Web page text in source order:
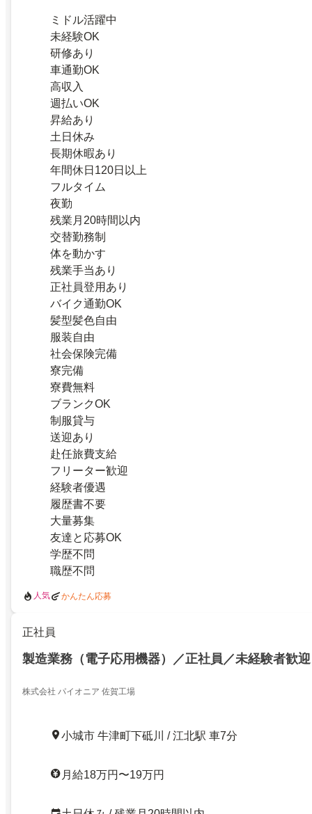
ミドル活躍中
未経験OK
研修あり
車通勤OK
高収入
週払いOK
昇給あり
土日休み
長期休暇あり
年間休日120日以上
フルタイム
夜勤
残業月20時間以内
交替勤務制
体を動かす
残業手当あり
正社員登用あり
バイク通勤OK
髪型髪色自由
服装自由
社会保険完備
寮完備
寮費無料
ブランクOK
制服貸与
送迎あり
赴任旅費支給
フリーター歓迎
経験者優遇
履歴書不要
大量募集
友達と応募OK
学歴不問
職歴不問
人気 かんたん応募
正社員
製造業務（電子応用機器）／正社員／未経験者歓
株式会社 パイオニア 佐賀工場
小城市 牛津町下砥川 / 江北駅 車7分
月給18万円〜19万円